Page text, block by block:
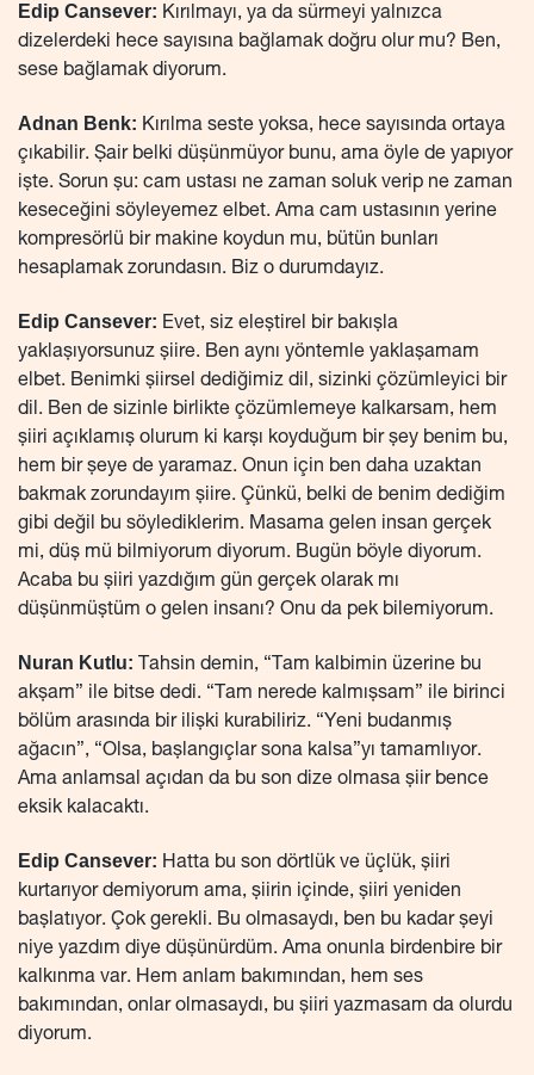
Edip Cansever: Kırılmayı, ya da sürmeyi yalnızca
dizelerdeki hece sayısına bağlamak doğru olur mu? Ben,
sese bağlamak diyorum.
Adnan Benk: Kırılma seste yoksa, hece sayısında ortaya
çıkabilir. Şair belki düşünmüyor bunu, ama öyle de yapıyor
işte. Sorun şu: cam ustası ne zaman soluk verip ne zaman
keseceğini söyleyemez elbet. Ama cam ustasının yerine
kompresörlü bir makine koydun mu, bütün bunları
hesaplamak zorundasın. Biz o durumdayız.
Edip Cansever: Evet, siz eleştirel bir bakışla
yaklaşıyorsunuz şiire. Ben aynı yöntemle yaklaşamam
elbet. Benimki şiirsel dediğimiz dil, sizinki çözümleyici bir
dil. Ben de sizinle birlikte çözümlemeye kalkarsam, hem
şiiri açıklamış olurum ki karşı koyduğum bir şey benim bu,
hem bir şeye de yaramaz. Onun için ben daha uzaktan
bakmak zorundayım şiire. Çünkü, belki de benim dediğim
gibi değil bu söylediklerim. Masama gelen insan gerçek
mi, düş mü bilmiyorum diyorum. Bugün böyle diyorum.
Acaba bu şiiri yazdığım gün gerçek olarak mı
düşünmüştüm o gelen insanı? Onu da pek bilemiyorum.
Nuran Kutlu: Tahsin demin, “Tam kalbimin üzerine bu
akşam” ile bitse dedi. “Tam nerede kalmışsam” ile birinci
bölüm arasında bir ilişki kurabiliriz. “Yeni budanmış
ağacın”, “Olsa, başlangıçlar sona kalsa”yı tamamlıyor.
Ama anlamsal açıdan da bu son dize olmasa şiir bence
eksik kalacaktı.
Edip Cansever: Hatta bu son dörtlük ve üçlük, şiiri
kurtarıyor demiyorum ama, şiirin içinde, şiiri yeniden
başlatıyor. Çok gerekli. Bu olmasaydı, ben bu kadar şeyi
niye yazdım diye düşünürdüm. Ama onunla birdenbire bir
kalkınma var. Hem anlam bakımından, hem ses
bakımından, onlar olmasaydı, bu şiiri yazmasam da olurdu
diyorum.